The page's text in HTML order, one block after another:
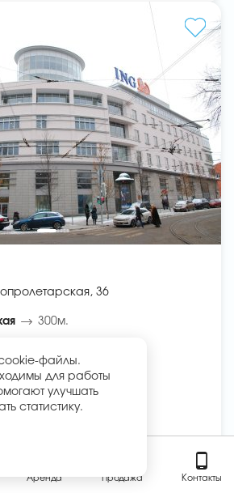
36
300м.
м 2
Аренда Продажа Контакты
файлы.
для работы
улучшать
статистику.